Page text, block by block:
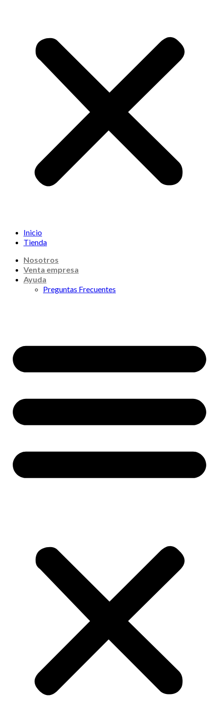
Inicio
Tienda
Nosotros
Venta empresa
Ayuda
Preguntas Frecuentes